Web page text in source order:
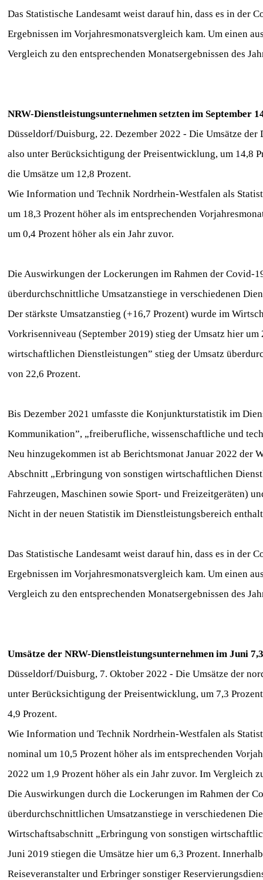
Das Statistische Landesamt weist darauf hin, dass es in der
Ergebnissen im Vorjahresmonatsvergleich kam. Um einen
Vergleich zu den entsprechenden Monatsergebnissen des
NRW-Dienstleistungsunternehmen setzten im September
Düsseldorf/Duisburg, 22. Dezember 2022 - Die Umsätze
also unter Berücksichtigung der Preisentwicklung, um 14,8
die Umsätze um 12,8 Prozent.
Wie Information und Technik Nordrhein-Westfalen als
um 18,3 Prozent höher als im entsprechenden
um 0,4 Prozent höher als ein Jahr zuvor.
Die Auswirkungen der Lockerungen im Rahmen der Covid-
überdurchschnittliche Umsatzanstiege in verschiedenen
Der stärkste Umsatzanstieg (+16,7 Prozent) wurde im
Vorkrisenniveau (September 2019) stieg der Umsatz hier
wirtschaftlichen Dienstleistungen” stieg der Umsatz
von 22,6 Prozent.
Bis Dezember 2021 umfasste die Konjunkturstatistik im
Kommunikation”, „freiberufliche, wissenschaftliche und
Neu hinzugekommen ist ab Berichtsmonat Januar 2022 der
Abschnitt „Erbringung von sonstigen wirtschaftlichen
Fahrzeugen, Maschinen sowie Sport- und Freizeitgeräten)
Nicht in der neuen Statistik im Dienstleistungsbereich
Das Statistische Landesamt weist darauf hin, dass es in der
Ergebnissen im Vorjahresmonatsvergleich kam. Um einen
Vergleich zu den entsprechenden Monatsergebnissen des
Umsätze der NRW-Dienstleistungsunternehmen im Juni
Düsseldorf/Duisburg, 7. Oktober 2022 - Die Umsätze der
unter Berücksichtigung der Preisentwicklung, um 7,3
4,9 Prozent.
Wie Information und Technik Nordrhein-Westfalen als
nominal um 10,5 Prozent höher als im entsprechenden
2022 um 1,9 Prozent höher als ein Jahr zuvor. Im Vergleich
Die Auswirkungen durch die Lockerungen im Rahmen der
überdurchschnittlichen Umsatzanstiege in verschiedenen
Wirtschaftsabschnitt „Erbringung von sonstigen
Juni 2019 stiegen die Umsätze hier um 6,3 Prozent.
Reiseveranstalter und Erbringer sonstiger